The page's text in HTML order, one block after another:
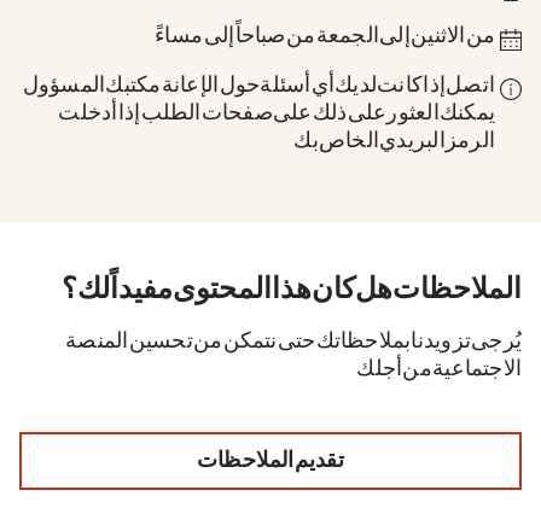
من الاثنين إلى الجمعة من 8 صباحاً إلى 6 مساءً
اتصل إذا كانت لديك أي أسئلة حول الإعانة: مكتبك المسؤول.
يمكنك العثور على ذلك على صفحات الطلب إذا أدخلت
الرمز البريدي الخاص بك.
الملاحظات. هل كان هذا المحتوى مفيداً لك؟
يُرجى تزويدنا بملاحظاتك حتى نتمكن من تحسين المنصة
الاجتماعية من أجلك.
تقديم الملاحظات